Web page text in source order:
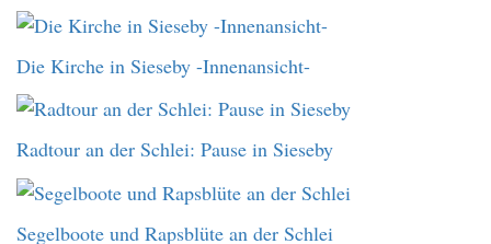
Die Kirche in Sieseby -Innenansicht-
Radtour an der Schlei: Pause in Sieseby
Segelboote und Rapsblüte an der Schlei